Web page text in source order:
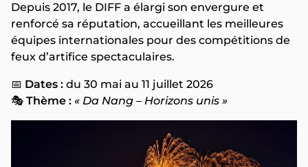
Depuis 2017, le DIFF a élargi son envergure et
renforcé sa réputation, accueillant les meilleures
équipes internationales pour des compétitions de
feux d’artifice spectaculaires.
📅 Dates : du 30 mai au 11 juillet 2026
🎭 Thème : « Da Nang – Horizons unis »